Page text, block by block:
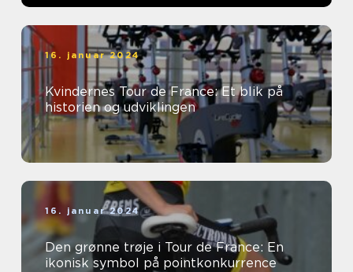
16. januar 2024
Kvindernes Tour de France: Et blik på
historien og udviklingen
16. januar 2024
Den grønne trøje i Tour de France: En
ikonisk symbol på pointkonkurrence